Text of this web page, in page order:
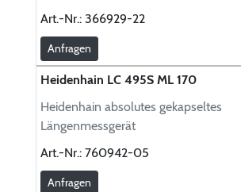
Art.-Nr.: 366929-22
Anfragen
Heidenhain LC 495S ML 170
Heidenhain absolutes gekapseltes
Längenmessgerät
Art.-Nr.: 760942-05
Anfragen